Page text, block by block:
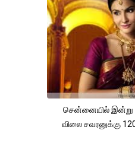
சென்னையில்
விலை சவரனுக்கு